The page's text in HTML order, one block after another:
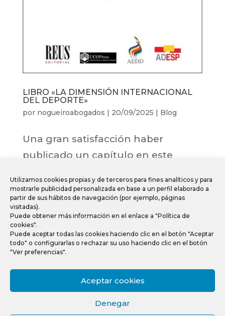
Utilizamos cookies propias y de terceros para fines analíticos y para
mostrarle publicidad personalizada en base a un perfil elaborado a
partir de sus hábitos de navegación (por ejemplo, páginas
visitadas).
Puede obtener más información en el enlace a "Política de
cookies".
Puede aceptar todas las cookies haciendo clic en el botón "Aceptar
todo" o configurarlas o rechazar su uso haciendo clic en el botón
"Ver preferencias".
Aceptar cookies
Denegar
LIBRO «LA DIMENSIÓN INTERNACIONAL
DEL DEPORTE»
por nogueiroabogados | 20/09/2025 | Blog
Una gran satisfacción haber
publicado un capítulo en este
Internacional del Deporte», de la
Editorial Reus, coordinado por los
Maestros jurídicos Antonio Millán
Garrido y Javier Rodríguez Ten, en
compañía de magníficos juristas,
que...
« Entradas más antiguas